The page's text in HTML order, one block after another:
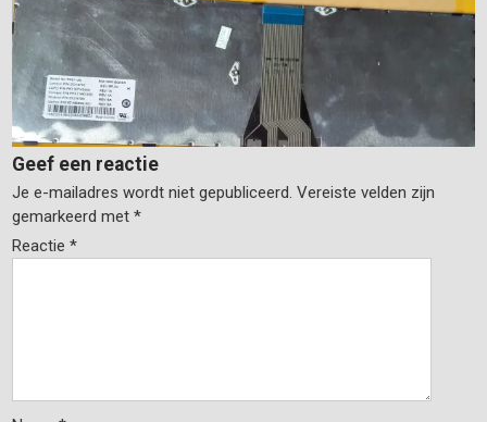
Geef een reactie
Je e-mailadres wordt niet gepubliceerd. Vereiste velden zijn
gemarkeerd met*
Reactie*